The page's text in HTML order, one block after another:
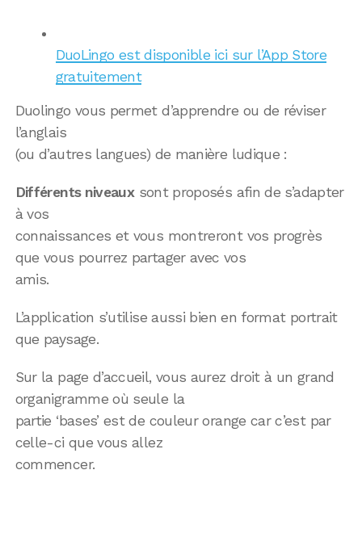
DuoLingo est disponible ici sur l’App Store
gratuitement
Duolingo vous permet d’apprendre ou de réviser
l’anglais
(ou d’autres langues) de manière ludique :
Différents niveauxsont proposés afin de s’adapter
à vos
connaissances et vous montreront vos progrès
que vous pourrez partager avec vos
amis.
L’application s’utilise aussi bien en format portrait
que paysage.
Sur la page d’accueil, vous aurez droit à un grand
organigramme où seule la
partie ‘bases’ est de couleur orange car c’est par
celle-ci que vous allez
commencer.